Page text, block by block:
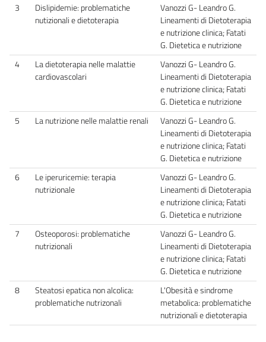
3
Dislipidemie: problematiche
nutizionali e dietoterapia
Vanozzi G- Leandro G.
Lineamenti di Dietoterapia
e nutrizione clinica; Fatati
G. Dietetica e nutrizione
4
La dietoterapia nelle malattie
cardiovascolari
Vanozzi G- Leandro G.
Lineamenti di Dietoterapia
e nutrizione clinica; Fatati
G. Dietetica e nutrizione
5
La nutrizione nelle malattie renali
Vanozzi G- Leandro G.
Lineamenti di Dietoterapia
e nutrizione clinica; Fatati
G. Dietetica e nutrizione
6
Le iperuricemie: terapia
nutrizionale
Vanozzi G- Leandro G.
Lineamenti di Dietoterapia
e nutrizione clinica; Fatati
G. Dietetica e nutrizione
7
Osteoporosi: problematiche
nutrizionali
Vanozzi G- Leandro G.
Lineamenti di Dietoterapia
e nutrizione clinica; Fatati
G. Dietetica e nutrizione
8
Steatosi epatica non alcolica:
problematiche nutrizonali
L'Obesità e sindrome
metabolica: problematiche
nutrizionali e dietoterapia